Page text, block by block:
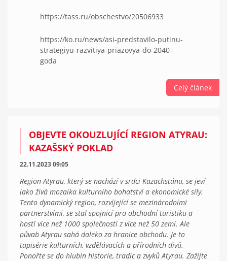
https://tass.ru/obschestvo/20506933
https://ko.ru/news/asi-predstavilo-putinu-
strategiyu-razvitiya-priazovya-do-2040-
goda
Celý článek
OBJEVTE OKOUZLUJÍCÍ REGION ATYRAU:
KAZAŠSKÝ POKLAD
22.11.2023 09:05
Region Atyrau, který se nachází v srdci Kazachstánu, se jeví
jako živá mozaika kulturního bohatství a ekonomické síly.
Tento dynamický region, rozvíjející se mezinárodními
partnerstvími, se stal spojnicí pro obchodní turistiku a
hostí více než 1000 společností z více než 50 zemí. Ale
půvab Atyrau sahá daleko za hranice obchodu. Je to
tapisérie kulturních, vzdělávacích a přírodních divů.
Ponořte se do hlubin historie, tradic a zvyků Atyrau. Zažijte